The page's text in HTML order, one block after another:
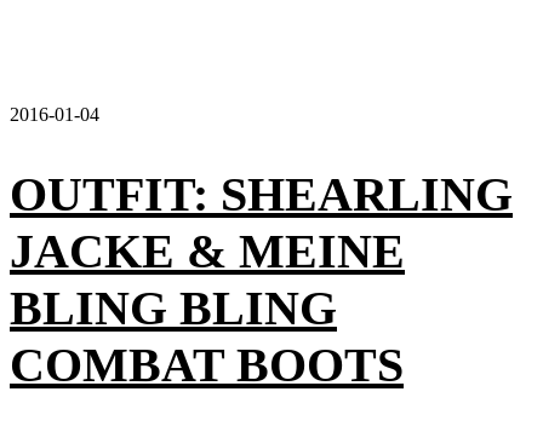
2016-01-04
OUTFIT: SHEARLING
JACKE & MEINE
BLING BLING
COMBAT BOOTS